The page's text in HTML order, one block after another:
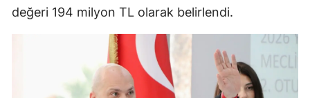
değeri 194 milyon TL olarak belirlendi.